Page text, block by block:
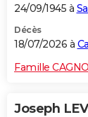
24/09/1945 à
Décès
18/07/2026 à
Famille
Joseph